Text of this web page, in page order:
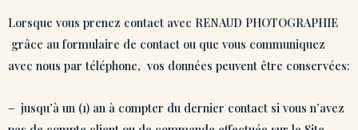
Lorsque vous prenez contact avec RENAUD PHOTOGRAPHIE
grâce au formulaire de contact ou que vous communiquez
avec nous par téléphone, vos données peuvent être conservées:
– jusqu’à un (1) an à compter du dernier contact si vous n’avez